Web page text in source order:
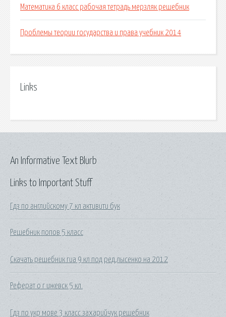
Математика 6 класс рабочая тетрадь мерзляк решебник
Проблемы теории государства и права учебник 2014
Links
Links to Important Stuff
Гдз по английскому 7 кл активити бук
Решебник попов 5 класс
Скачать решебник гиа 9 кл под ред,лысенко на 2012
Реферат о г ижевск 5 кл.
Гдз по укр мове 3 класс захарийчук решебник
An Informative Text Blurb